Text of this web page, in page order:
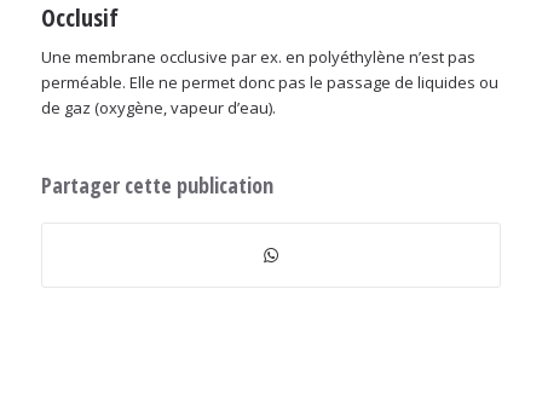
Occlusif
Une membrane occlusive par ex. en polyéthylène n’est pas
perméable. Elle ne permet donc pas le passage de liquides ou
de gaz (oxygène, vapeur d’eau).
Partager cette publication